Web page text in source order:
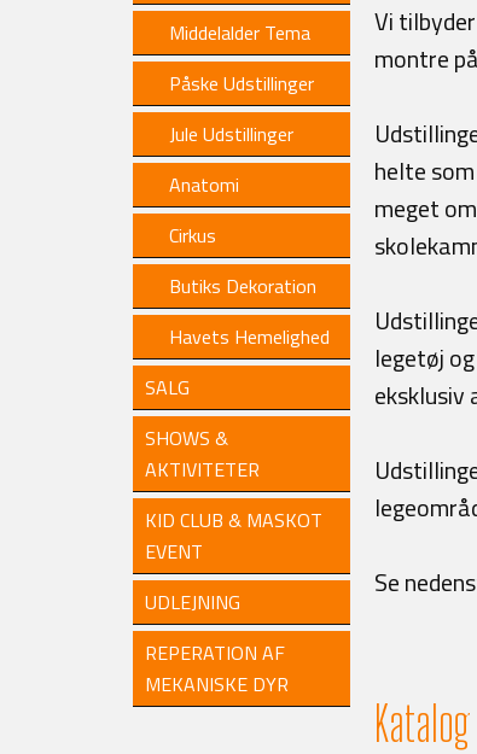
Middelalder Tema
Påske Udstillinger
Jule Udstillinger
Anatomi
Cirkus
Butiks Dekoration
Havets Hemelighed
SALG
SHOWS &
AKTIVITETER
KID CLUB & MASKOT
EVENT
UDLEJNING
REPERATION AF
MEKANISKE DYR
Vi
montre
helte
meget
legetøj
Se
Katalog